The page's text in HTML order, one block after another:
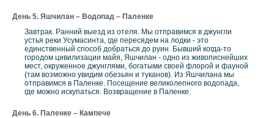
День 5. Яшчилан – Водопад – Паленке
Завтрак. Ранний выезд из отеля. Мы отправимся в джунгли
устья реки Усумасинта, где пересядем на лодки - это
единственный способ добраться до руин. Бывший когда-то
городом цивилизации майя, Яшчилан - одно из живописнейших
мест, окруженное джунглями, богатыми своей флорой и фауной
(там возможно увидим обезьян и туканов). Из Яшчилана мы
отправимся в Паленке. Посещение великолепного водопада,
где можно искупаться. Возвращение в Паленке.
День 6. Паленке – Кампече